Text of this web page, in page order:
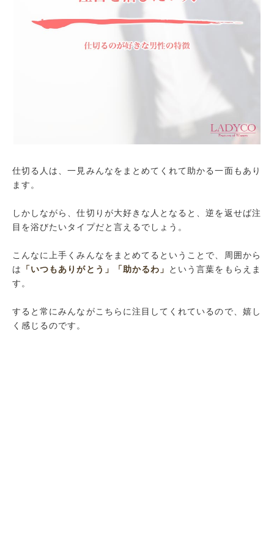
新しい発想・創造性が豊かな人
知識・経験に富んだ人
仕切る人は、一見みんなをまとめてくれて助かる一面もあり
ます。
しかしながら、仕切りが大好きな人となると、逆を返せば注
目を浴びたいタイプだと言えるでしょう。
こんなに上手くみんなをまとめてるということで、周囲から
は
「いつもありがとう」 「助かるわ」
という言葉をもらえま
す。
すると常にみんながこちらに注目してくれているので、嬉し
く感じるのです。